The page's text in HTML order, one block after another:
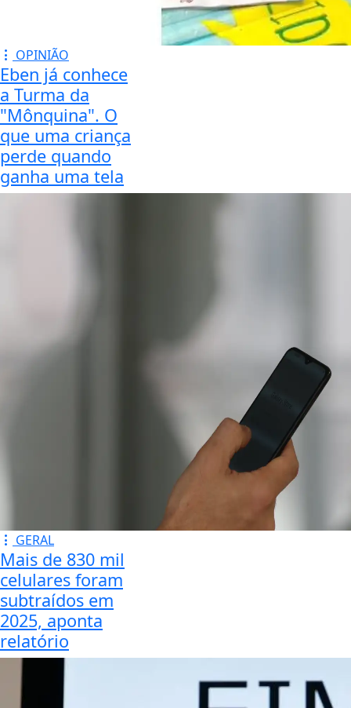
OPINIÃO
Eben já conhece
a Turma da
"Mônquina". O
que uma criança
perde quando
ganha uma tela
GERAL
Mais de 830 mil
celulares foram
subtraídos em
2025, aponta
relatório